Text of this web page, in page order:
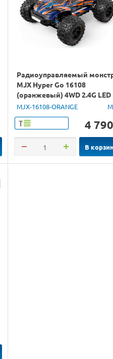
Радиоуправляемый
MJX Hyper Go 16108
(оранжевый) 4WD 2.4G LED
1/16 RTR
MJX-16108-ORANGE
Т 4 790
В